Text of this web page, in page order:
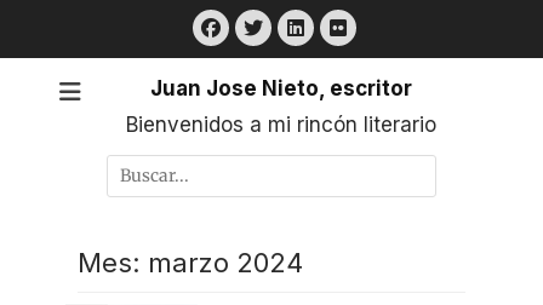
al
contenido
Facebook
Twitter
LinkedIn
Flickr
Juan Jose Nieto, escritor
Bienvenidos a mi rincón literario
Buscar
Mes: marzo 2024